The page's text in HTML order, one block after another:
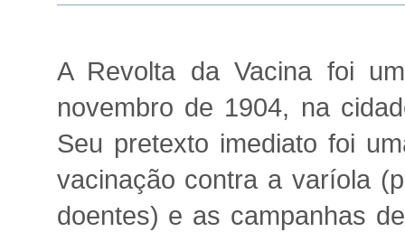
A Revolta da Vacina foi
novembro de 1904, na
Seu pretexto imediato foi
vacinação contra a varíola
doentes) e as campanhas